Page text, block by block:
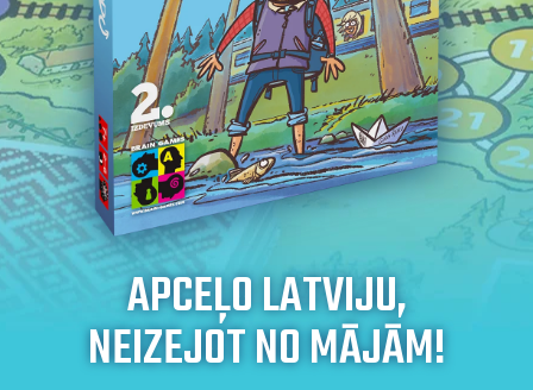
APCEĻO LATVIJU,
NEIZEJOT NO MĀJĀM!